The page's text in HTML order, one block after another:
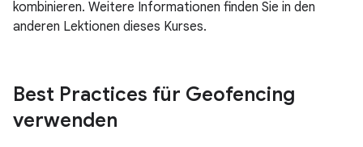
kombinieren. Weitere Informationen finden Sie in den
anderen Lektionen dieses Kurses.
Best Practices für Geofencing
verwenden